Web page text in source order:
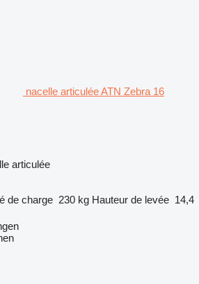
nacelle articulée ATN Zebra 16
articulée
de charge 230 kg Hauteur de levée 14,4